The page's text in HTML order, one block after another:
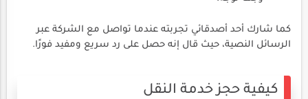
كما شارك أحد أصدقائي تجربته عندما تواصل مع الشركة عبر
الرسائل النصية، حيث قال إنه حصل على رد سريع ومفيد فورًا.
كيفية حجز خدمة النقل